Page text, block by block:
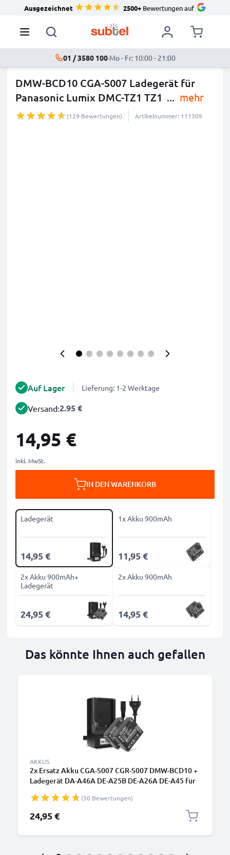
Ausgezeichnet 2500+Bewertungen auf
01 / 3580 100·Mo - Fr: 10:00 - 21:00
DMW-BCD10 CGA-S007 Ladegerät für
Panasonic Lumix DMC-TZ1 TZ1 ... mehr
(129 Bewertungen) Artikelnummer: 111309
Auf Lager Lieferung: 1-2 Werktage
Versand:2.95 €
14,95 €
inkl. MwSt.
IN DEN WARENKORB
Ladegerät
14,95 €
1x Akku 900mAh
11,95 €
2x Akku 900mAh+
Ladegerät
24,95 €
2x Akku 900mAh
14,95 €
Das könnte Ihnen auch gefallen
AKKUS
2x Ersatz Akku CGA-S007 CGR-S007 DMW-BCD10 +
Ladegerät DA-A46A DE-A25B DE-A26A DE-A45 für
TZ1 DMC-TZ4 DMC-TZ2 Kamera - 900mAh
Ersatzakku Batterie, Ladekabel, Akkuladegerät
(30 Bewertungen)
24,95 €